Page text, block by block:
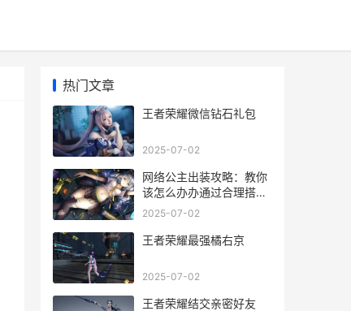
热门文章
王者荣耀微信钻石礼包
2025-07-02
网络公主出装攻略：教你
该怎么办办通过合理搭配
服饰和配饰成为网络公
2025-07-02
王者荣耀最强橘右京
2025-07-02
王者荣耀结交亲密好友